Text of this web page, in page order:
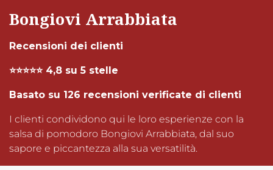
Bongiovi Arrabbiata
Recensioni dei clienti
⭐⭐⭐⭐⭐ 4,8 su 5 stelle
Basato su 126 recensioni verificate di clienti
I clienti condividono qui le loro esperienze con la
salsa di pomodoro Bongiovi Arrabbiata, dal suo
sapore e piccantezza alla sua versatilità.